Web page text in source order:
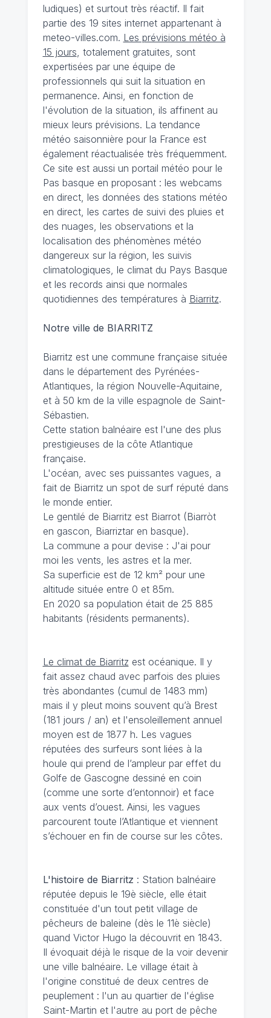
ludiques) et surtout très réactif. Il fait
partie des 19 sites internet appartenant à
meteo-villes.com. Les prévisions météo à
15 jours, totalement gratuites, sont
expertisées par une équipe de
professionnels qui suit la situation en
permanence. Ainsi, en fonction de
l'évolution de la situation, ils affinent au
mieux leurs prévisions. La tendance
météo saisonnière pour la France est
également réactualisée très fréquemment.
Ce site est aussi un portail météo pour le
Pas basque en proposant : les webcams
en direct, les données des stations météo
en direct, les cartes de suivi des pluies et
des nuages, les observations et la
localisation des phénomènes météo
dangereux sur la région, les suivis
climatologiques, le climat du Pays Basque
et les records ainsi que normales
quotidiennes des températures à Biarritz.
Notre ville de BIARRITZ
Biarritz est une commune française située
dans le département des Pyrénées-
Atlantiques, la région Nouvelle-Aquitaine,
et à 50 km de la ville espagnole de Saint-
Sébastien.
Cette station balnéaire est l'une des plus
prestigieuses de la côte Atlantique
française.
L'océan, avec ses puissantes vagues, a
fait de Biarritz un spot de surf réputé dans
le monde entier.
Le gentilé de Biarritz est Biarrot (Biarròt
en gascon, Biarriztar en basque).
La commune a pour devise : J'ai pour
moi les vents, les astres et la mer.
Sa superficie est de 12 km² pour une
altitude située entre 0 et 85m.
En 2020 sa population était de 25 885
habitants (résidents permanents).
Le climat de Biarritz est océanique. Il y
fait assez chaud avec parfois des pluies
très abondantes (cumul de 1483 mm)
mais il y pleut moins souvent qu’à Brest
(181 jours / an) et l'ensoleillement annuel
moyen est de 1877 h. Les vagues
réputées des surfeurs sont liées à la
houle qui prend de l’ampleur par effet du
Golfe de Gascogne dessiné en coin
(comme une sorte d’entonnoir) et face
aux vents d’ouest. Ainsi, les vagues
parcourent toute l’Atlantique et viennent
s’échouer en fin de course sur les côtes.
L'histoire de Biarritz : Station balnéaire
réputée depuis le 19è siècle, elle était
constituée d'un tout petit village de
pêcheurs de baleine (dès le 11è siècle)
quand Victor Hugo la découvrit en 1843.
Il évoquait déjà le risque de la voir devenir
une ville balnéaire. Le village était à
l'origine constitué de deux centres de
peuplement : l'un au quartier de l'église
Saint-Martin et l'autre au port de pêche